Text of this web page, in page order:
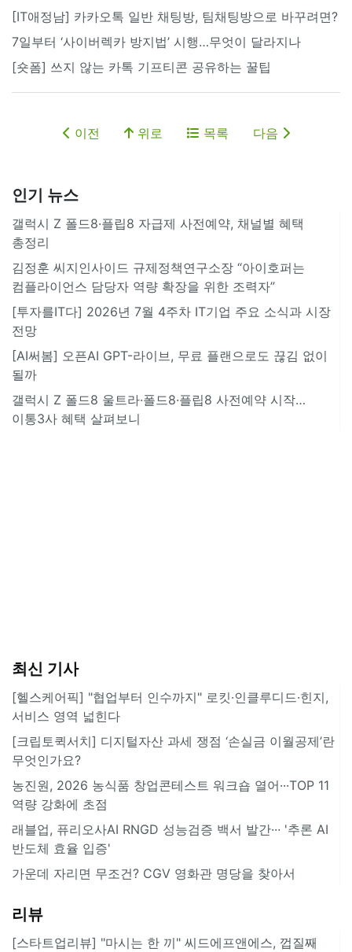
[IT애정남] 카카오톡 일반 채팅방, 팀채팅방으로 바꾸려면?
7일부터 ‘사이버렉카 방지법’ 시행…무엇이 달라지나
[숏폼] 쓰지 않는 카톡 기프티콘 공유하는 꿀팁
이전 위로 목록 다음
인기 뉴스
갤럭시 Z 폴드8·플립8 자급제 사전예약, 채널별 혜택
총정리
김정훈 씨지인사이드 규제정책연구소장 “아이호퍼는
컴플라이언스 담당자 역량 확장을 위한 조력자”
[투자를IT다] 2026년 7월 4주차 IT기업 주요 소식과 시장
전망
[AI써봄] 오픈AI GPT-라이브, 무료 플랜으로도 끊김 없이
될까
갤럭시 Z 폴드8 울트라·폴드8·플립8 사전예약 시작…
이통3사 혜택 살펴보니
최신 기사
[헬스케어픽] "협업부터 인수까지" 로킷·인클루디드·힌지,
서비스 영역 넓힌다
[크립토퀵서치] 디지털자산 과세 쟁점 ‘손실금 이월공제’란
무엇인가요?
농진원, 2026 농식품 창업콘테스트 워크숍 열어···TOP 11
역량 강화에 초점
래블업, 퓨리오사AI RNGD 성능검증 백서 발간··· '추론 AI
반도체 효율 입증'
가운데 자리면 무조건? CGV 영화관 명당을 찾아서
리뷰
[스타트업리뷰] "마시는 한 끼" 씨드에프앤에스, 껍질째